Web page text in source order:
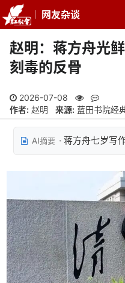
网友杂谈
赵明：蒋方舟光
刻毒的反骨
2026-07-08
作者: 赵明 来源: 蓝田书院经
AI摘要
蒋方舟七岁写